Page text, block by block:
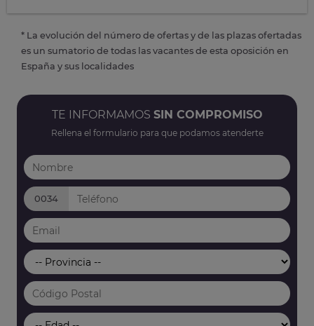
* La evolución del número de ofertas y de las plazas ofertadas
es un sumatorio de todas las vacantes de esta oposición en
España y sus localidades
TE INFORMAMOS SIN COMPROMISO
Rellena el formulario para que podamos atenderte
0034